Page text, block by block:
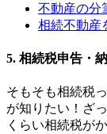
不動産の分
相続不動産
5. 相続税申告・
そもそも相続税
が知りたい！ざ
くらい相続税が